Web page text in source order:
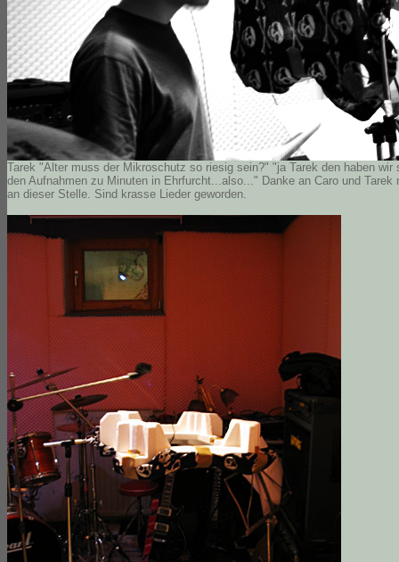
Tarek "Alter muss der Mikroschutz so riesig sein?" "ja Tarek den haben wir
den Aufnahmen zu Minuten in Ehrfurcht...also..." Danke an Caro und Tarek
an dieser Stelle. Sind krasse Lieder geworden.